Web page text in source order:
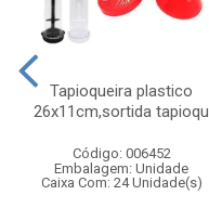
Tapioqueira plastico
26x11cm,sortida tapioqu
Código: 006452
Embalagem: Unidade
Caixa Com: 24 Unidade(s)